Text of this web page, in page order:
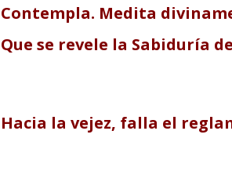
Contempla. Medita
Que se revele la Sabiduría
Hacia la vejez, falla el